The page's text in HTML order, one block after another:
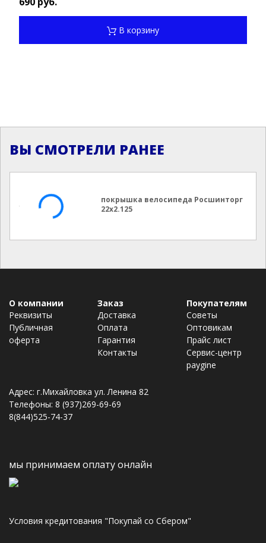
В корзину
ВЫ СМОТРЕЛИ РАНЕЕ
покрышка велосипеда Росшинторг
22х2.125
О компании
Реквизиты
Публичная
оферта
Заказ
Доставка
Оплата
Гарантия
Контакты
Покупателям
Советы
Оптовикам
Прайс лист
Сервис-центр
paygine
Адрес: г.Михайловка ул. Ленина 82
Телефоны: 8 (937)269-69-69
8(844)525-74-37
мы принимаем оплату онлайн
Условия кредитования "Покупай со Сбером"